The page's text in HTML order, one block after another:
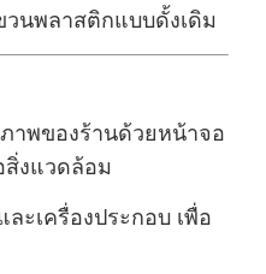
วนพลาสติกแบบดั้งเดิม
ภาพของร้านด้วยหน้าจอ
สิ่งแวดล้อม
ละเครื่องประกอบ เพื่อ